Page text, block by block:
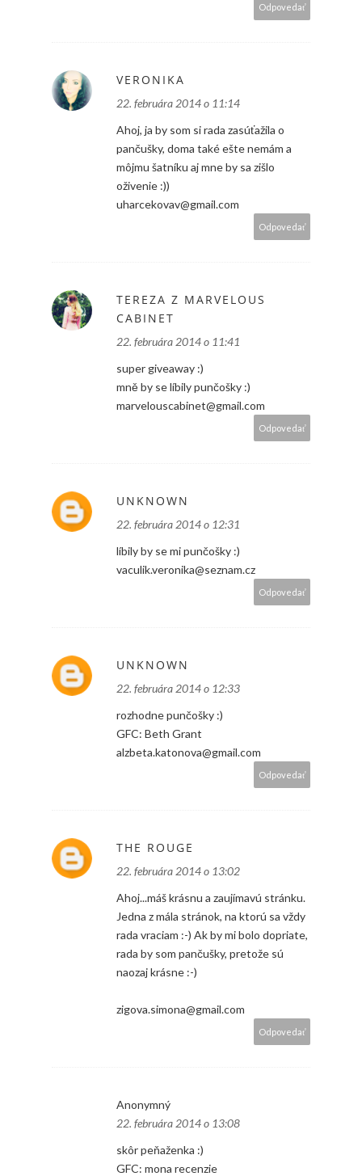
Odpovedať
VERONIKA
22. februára 2014 o 11:14
Ahoj, ja by som si rada zasúťažila o
pančušky, doma také ešte nemám a
môjmu šatníku aj mne by sa zišlo
oživenie :))
uharcekovav@gmail.com
Odpovedať
TEREZA Z MARVELOUS
CABINET
22. februára 2014 o 11:41
super giveaway :)
mně by se líbily punčošky :)
marvelouscabinet@gmail.com
Odpovedať
UNKNOWN
22. februára 2014 o 12:31
líbily by se mi punčošky :)
vaculik.veronika@seznam.cz
Odpovedať
UNKNOWN
22. februára 2014 o 12:33
rozhodne punčošky :)
GFC: Beth Grant
alzbeta.katonova@gmail.com
Odpovedať
THE ROUGE
22. februára 2014 o 13:02
Ahoj...máš krásnu a zaujímavú stránku.
Jedna z mála stránok, na ktorú sa vždy
rada vraciam :-) Ak by mi bolo dopriate,
rada by som pančušky, pretože sú
naozaj krásne :-)
zigova.simona@gmail.com
Odpovedať
Anonymný
22. februára 2014 o 13:08
skôr peňaženka :)
GFC: mona recenzie